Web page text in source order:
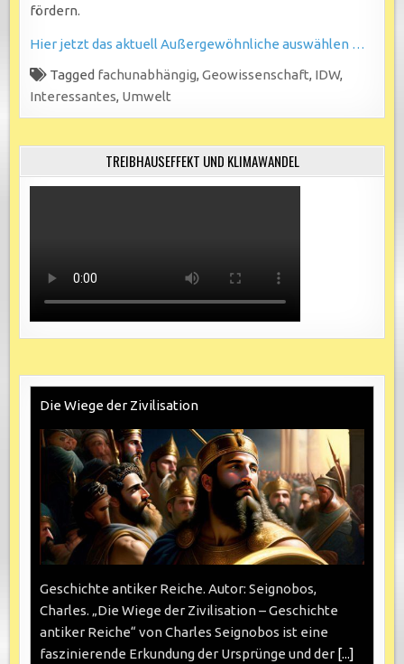
fördern.
Hier jetzt das aktuell Außergewöhnliche auswählen …
Tagged fachunabhängig,Geowissenschaft, IDW,
Interessantes, Umwelt
TREIBHAUSEFFEKT UND KLIMAWANDEL
Die Wiege der Zivilisation
Geschichte antiker Reiche. Autor: Seignobos,
Charles. „Die Wiege der Zivilisation – Geschichte
antiker Reiche“ von Charles Seignobos ist eine
faszinierende Erkundung der Ursprünge und der [...]